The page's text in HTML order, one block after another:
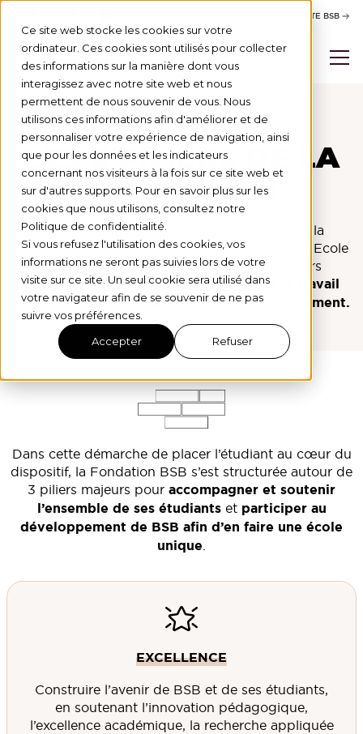
Ce site web stocke les cookies sur votre
ordinateur. Ces cookies sont utilisés pour collecter
des informations sur la manière dont vous
interagissez avec notre site web et nous
permettent de nous souvenir de vous. Nous
utilisons ces informations afin d'améliorer et de
personnaliser votre expérience de navigation, ainsi
que pour les données et les indicateurs
concernant nos visiteurs à la fois sur ce site web et
sur d'autres supports. Pour en savoir plus sur les
cookies que nous utilisons, consultez notre
Politique de confidentialité.
Si vous refusez l'utilisation des cookies, vos
informations ne seront pas suivies lors de votre
visite sur ce site. Un seul cookie sera utilisé dans
votre navigateur afin de se souvenir de ne pas
suivre vos préférences.
Accepter Refuser
SITE BSB
LES3 PILIERS
DE LA
FONDATION
Depuis 2014, la Fondation BSB participe à la
dynamique de BSB de construire un modèle d’Ecole
alternatif, international et ancré sur 5 valeurs
fondamentales :esprit entrepreneurial et travail
d’équipe, intégrité, diversité et accompagnement.
Dans cette démarche de placer l’étudiant au cœur du
dispositif, la Fondation BSB s’est structurée autour de
3 piliers majeurs pour accompagner et soutenir
l’ensemble de ses étudiantset participer au
développement de BSB afin d’en faire une école
unique.
EXCELLENCE
Construire l’avenir de BSB et de ses étudiants,
en soutenant l’innovation pédagogique,
l’excellence académique, la recherche appliquée